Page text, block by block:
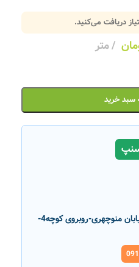
دریافت می‌کنید.
متر
سبد خرید
خیابان قاآنی شمالی-خیابان منوچهری-روبروی کوچه4-